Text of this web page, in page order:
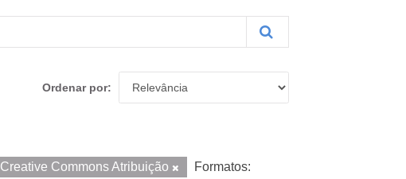
Ordenar por
Creative Commons Atribuição
Formatos: